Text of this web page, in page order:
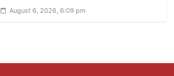
August 6, 2026, 6:09 pm